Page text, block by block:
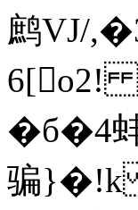
鹧VJ/
6[o2!
�б�4
骗}�!k